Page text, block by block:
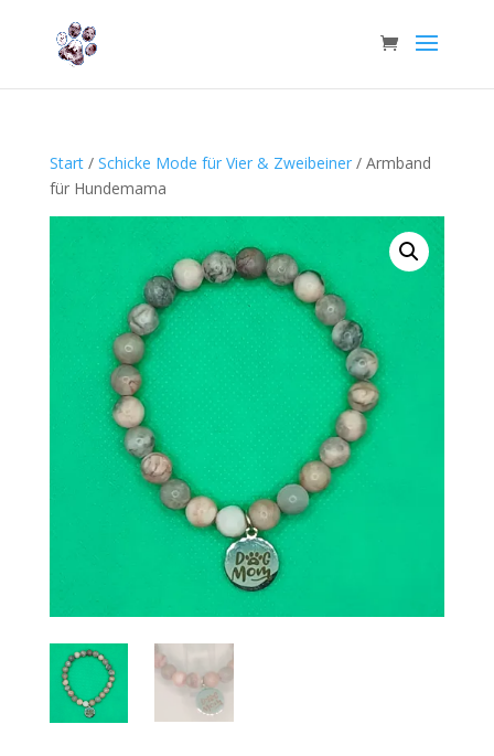
Start/ Schicke Mode für Vier & Zweibeiner/ Armband
für Hundemama